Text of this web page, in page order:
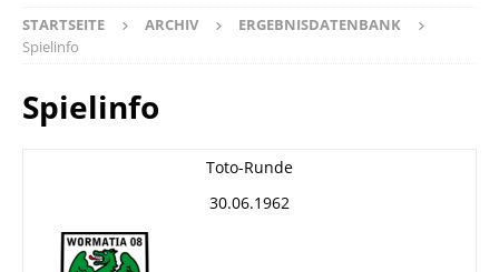
STARTSEITE ARCHIV
ERGEBNISDATENBANK
Spielinfo
Spielinfo
Toto-Runde
30.06.1962